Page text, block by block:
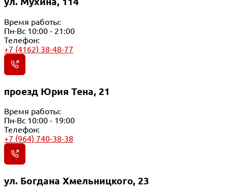
Время работы:
Пн-Вс 10:00 - 21:00
Телефон:
+7 (4162) 38-48-77
проезд Юрия Тена, 21
Время работы:
Пн-Вс 10:00 - 19:00
Телефон:
+7 (964) 740-38-38
ул. Богдана Хмельницкого, 23